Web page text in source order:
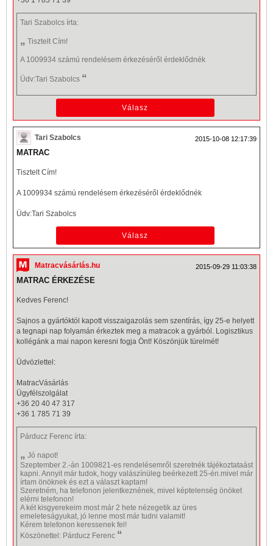
Tari Szabolcs írta:
„ Tisztelt Cím!
A 1009934 számú rendelésem érkezéséről érdeklődnék
Üdv:Tari Szabolcs “
Tari Szabolcs 2015-10-08 12:17:39
MATRAC
Tisztelt Cím!
A 1009934 számú rendelésem érkezéséről érdeklődnék
Üdv:Tari Szabolcs
Matracvásárlás.hu 2015-09-29 11:03:38
MATRAC ÉRKEZÉSE
Kedves Ferenc!
Sajnos a gyártóktól kapott visszaigazolás sem szentírás, így 25-e helyett
a tegnapi nap folyamán érkeztek meg a matracok a gyárból. Logisztikus
kollégánk a mai napon keresni fogja Önt! Köszönjük türelmét!
Üdvözlettel:
MatracVásárlás
Ügyfélszolgálat
+36 20 40 47 317
+36 1 785 71 39
Párducz Ferenc írta:
„ Jó napot!
Szeptember 2.-án 1009821-es rendelésemről szeretnék tájékoztataást
kapni. Annyit már tudok, hogy valászínüleg beérkezett 25-én.mivel már
írtam önöknek és ezt a választ kaptam!
Szeretném, ha telefonon jelentkeznének, mivel képtelenség önöket
elérni telefonon!
A két kisgyerekeim most már 2 hete nézegetik az üres
emeleteságyukat, jó lenne most már tudni valamit!
Kérem telefonon keressenek fel!
Köszönettel: Párducz Ferenc “